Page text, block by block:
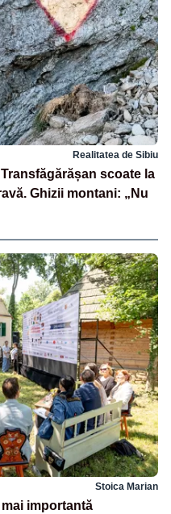
Realitatea de Sibiu
scoate la
Ghizii montani: „Nu
Stoica Marian
importantă